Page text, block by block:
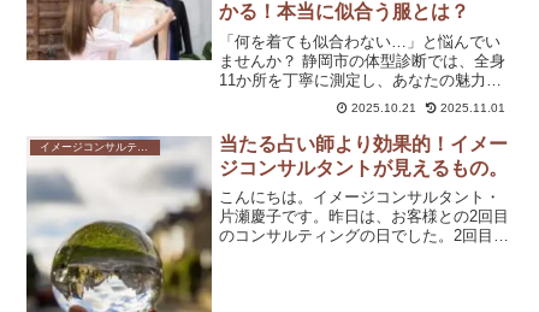
かる！本当に似合う服とは？
「何を着ても似合わない…」と悩んでい
ませんか？ 静岡市の体型診断では、全身
11か所を丁寧に測定し、あなたの魅力を
最大限に引き出す“似合う服”を見つけま
2025.10.21 2025.11.01
当たる占い師より効果的！イメー
ジコンサルタントが見えるもの。
こんにちは。イメージコンサルタント・
片瀬慶子です。昨日は、お客様との2回目
のコンサルティングの日でした。2回目の